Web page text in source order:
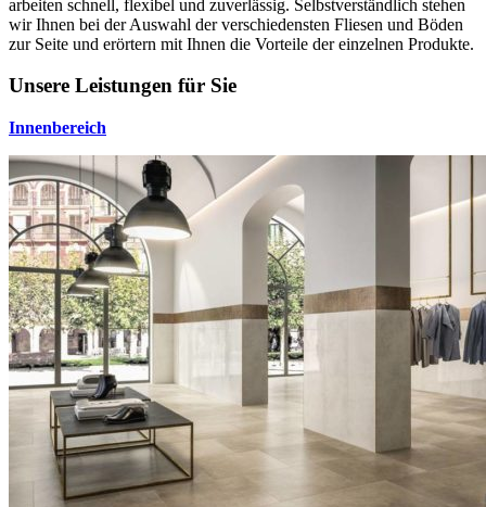
arbeiten schnell, flexibel und zuverlässig. Selbstverständlich stehen
wir Ihnen bei der Auswahl der verschiedensten Fliesen und Böden
zur Seite und erörtern mit Ihnen die Vorteile der einzelnen Produkte.
Unsere Leistungen für Sie
Innenbereich